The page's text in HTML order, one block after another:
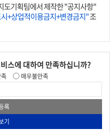
도기획팀에서 제작한 "공지사항"
+상업적이용금지+변경금지"조
스에 대하여 만족하십니까?
매우불만족